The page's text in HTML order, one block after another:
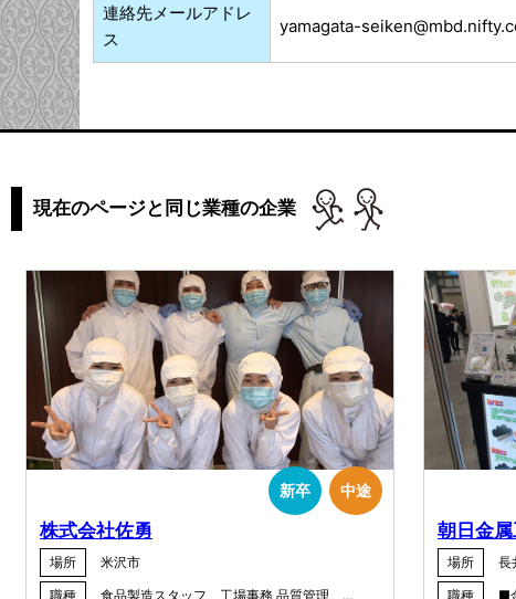
連絡先メールアドレ
ス
yamagata-
現在のページと同じ業種の企業
新卒 中途
株式会社佐勇
場所
米沢市
職種
食品製造スタッフ 工場事務 品質管理 …
朝日金
場所
長
職種
■